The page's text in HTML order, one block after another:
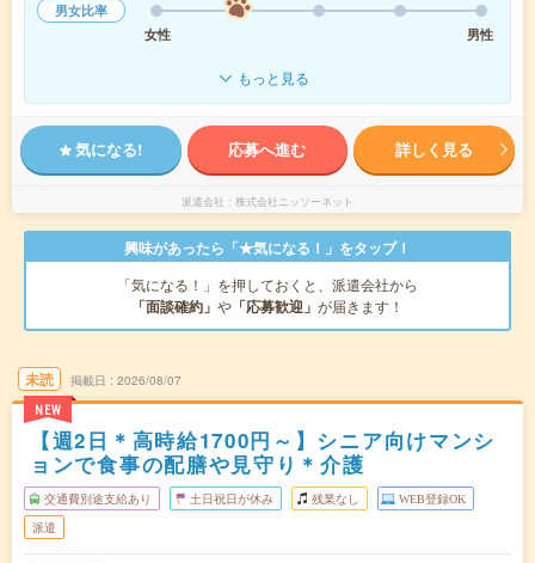
男女比率
女性
男性
もっと見る
気になる! 応募へ進む 詳しく見る
派遣会社 株式会社ニッソーネット
興味があったら「★気になる！」をタップ！
「気になる！」を押しておくと、派遣会社から
「面談確約」 や 「応募歓迎」 が届きます！
未読
NEW
掲載日 2026/08/07
【週2日＊高時給1700円～】シニア向けマンシ
ョンで食事の配膳や見守り＊介護
交通費別途支給あり 土日祝日が休み 残業なし WEB登録OK
派遣